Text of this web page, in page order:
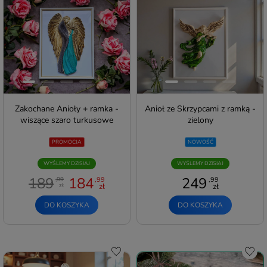
Zakochane Anioły + ramka -
wiszące szaro turkusowe
PROMOCJA
WYŚLEMY DZISIAJ
189 ,99
zł 184,99
zł
DO KOSZYKA
Anioł ze Skrzypcami z ramką -
zielony
NOWOŚĆ
WYŚLEMY DZISIAJ
249 ,99
zł
DO KOSZYKA
Do schowka Do